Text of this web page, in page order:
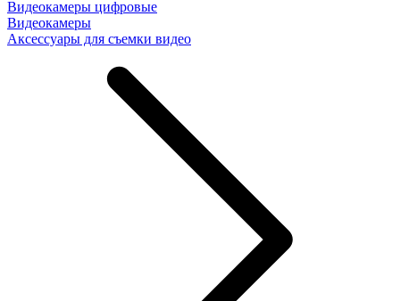
Видеокамеры цифровые
Видеокамеры
Аксессуары для съемки видео